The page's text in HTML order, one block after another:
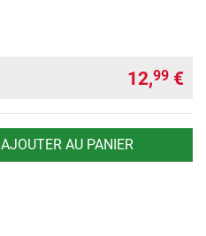
12,99 €
AJOUTER AU PANIER